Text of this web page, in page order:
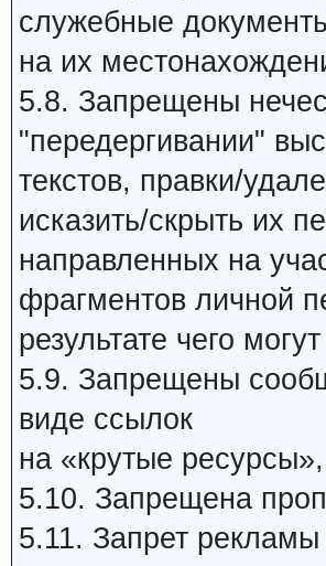
служебные
на их
5.8. Запрещены
"передергивании"
текстов, правки/
исказить/скрыть их
направленных на
фрагментов личной
результате чего
5.9. Запрещены
виде ссылок
на «крутые
5.10. Запрещена
5.11. Запрет